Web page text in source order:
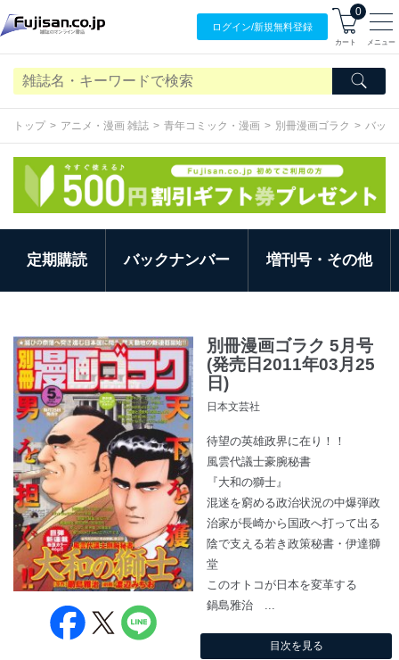
ログイン/新規無料登録
0
カート メニュー
トップ アニメ・漫画 雑誌 青年コミック・漫画 別冊漫画ゴラク バッ
定期購読 バックナンバー 増刊号・その他
別冊漫画ゴラク 5月号
(発売日2011年03月25
日)
日本文芸社
待望の英雄政界に在り！！
風雲代議士豪腕秘書
『大和の獅士』
混迷を窮める政治状況の中爆弾政
治家が長崎から国政へ打って出る
陰で支える若き政策秘書・伊達獅
堂
このオトコが日本を変革する
鍋島雅治 ...
目次を見る